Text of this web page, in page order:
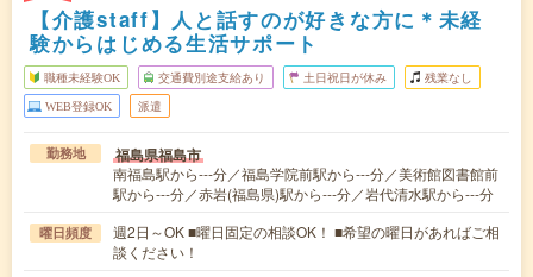
【介護staff】人と話すのが好きな方に＊未経
験からはじめる生活サポート
職種未経験OK 交通費別途支給あり 土日祝日が休み 残業なし
WEB登録OK 派遣
勤務地 福島県福島市
南福島駅から---分／福島学院前駅から---分／美術館図書館前
駅から---分／赤岩(福島県)駅から---分／岩代清水駅から---分
曜日頻度
週2日～OK ■曜日固定の相談OK！ ■希望の曜日があればご相
談ください！